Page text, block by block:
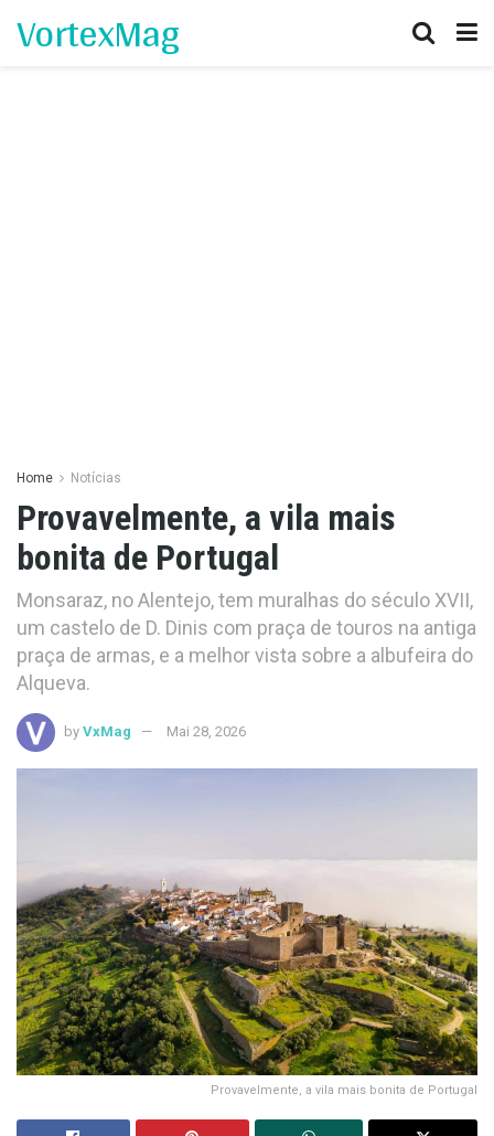
VortexMag
Home Notícias
Provavelmente, a vila mais
bonita de Portugal
Monsaraz, no Alentejo, tem muralhas do século XVII,
um castelo de D. Dinis com praça de touros na antiga
praça de armas, e a melhor vista sobre a albufeira do
Alqueva.
by VxMag Mai 28, 2026
Provavelmente, a vila mais bonita de Portugal